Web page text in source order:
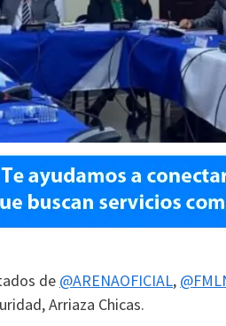
de @ARENAOFICIAL,
Arriaza Chicas.